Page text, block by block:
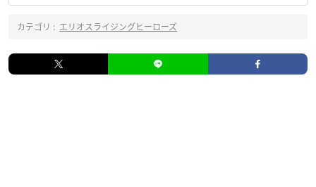
カテゴリ : エリオスライジングヒーローズ